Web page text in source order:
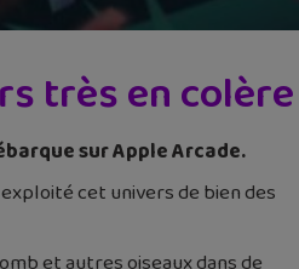
très en colère
sur Apple Arcade.
cet univers de bien des